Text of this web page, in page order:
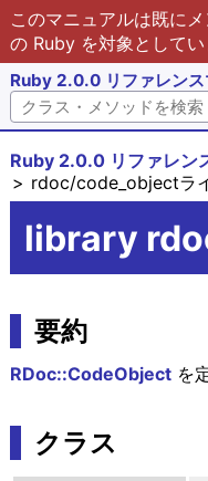
このマニュアルは既に
の Ruby を対象としてい
Ruby 2.0.0 リファレンス
Ruby 2.0.0 リファレン
rdoc/code_objectラ
library
要約
RDoc::CodeObjectを
クラス